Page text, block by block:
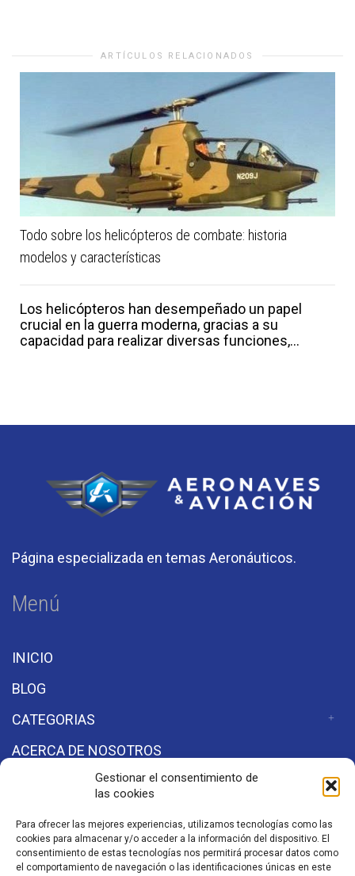
Gestionar el consentimiento de
las cookies
Para ofrecer las mejores experiencias, utilizamos tecnologías como las
cookies para almacenar y/o acceder a la información del dispositivo. El
consentimiento de estas tecnologías nos permitirá procesar datos como
el comportamiento de navegación o las identificaciones únicas en este
ARTÍCULOS RELACIONADOS
Todo sobre los helicópteros de combate: historia
modelos y características
Los helicópteros han desempeñado un papel
crucial en la guerra moderna, gracias a su
capacidad para realizar diversas funciones,...
Página especializada en temas Aeronáuticos.
Menú
INICIO
BLOG
CATEGORIAS
ACERCA DE NOSOTROS
Secciones
Aviso de Privacidad